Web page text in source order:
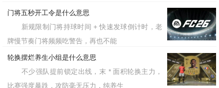
门将五秒开工令是什么意思
新规限制门将持球时间 + 快速发球倒计时，老
牌慢节奏门将频频吃警告，再也不能
轮换摆烂养生小组是什么意思
不少强队提前锁定出线，末 * 面积轮换主力，
比赛强度暴跌，攻防毫无压力，纯养生